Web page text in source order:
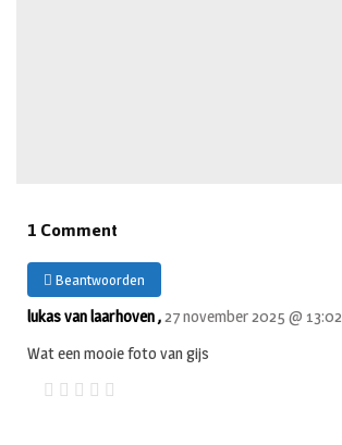
1 Comment
Beantwoorden
lukas van laarhoven ,27 november 2025 @ 13:02
Wat een mooie foto van gijs